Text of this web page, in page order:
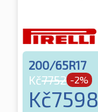
200/65R17
Kč7752 -2%
Kč7598